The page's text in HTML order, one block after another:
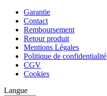
Garantie
Contact
Remboursement
Retour produit
Mentions Légales
Politique de confidentialité
CGV
Cookies
Langue